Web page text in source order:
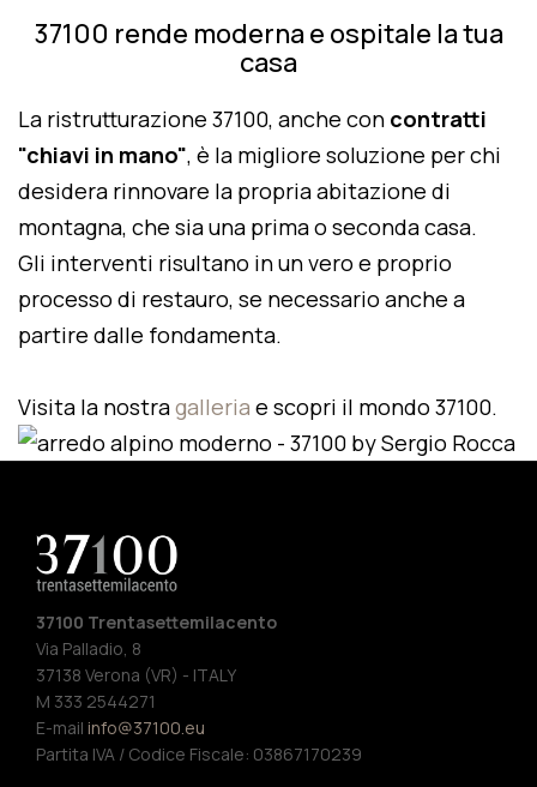
37100 rende moderna e ospitale la tua
casa
La ristrutturazione 37100, anche con contratti
"chiavi in mano", è la migliore soluzione per chi
desidera rinnovare la propria abitazione di
montagna, che sia una prima o seconda casa.
Gli interventi risultano in un vero e proprio
processo di restauro, se necessario anche a
partire dalle fondamenta.
Visita la nostragalleria e scopri il mondo 37100.
37100 Trentasettemilacento
Via Palladio, 8
37138 Verona (VR) - ITALY
M 333 2544271
E-mail info@37100.eu
Partita IVA / Codice Fiscale: 03867170239